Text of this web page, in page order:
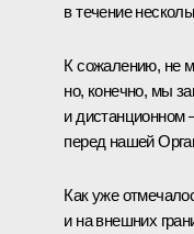
в течение
К сожалению, не
но, конечно, мы
и дистанционном
перед нашей
Как уже
и на внешних